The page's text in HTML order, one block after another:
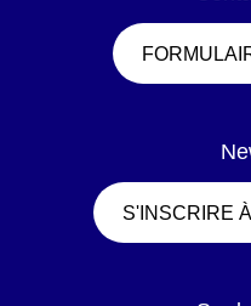
S'INSCRIRE